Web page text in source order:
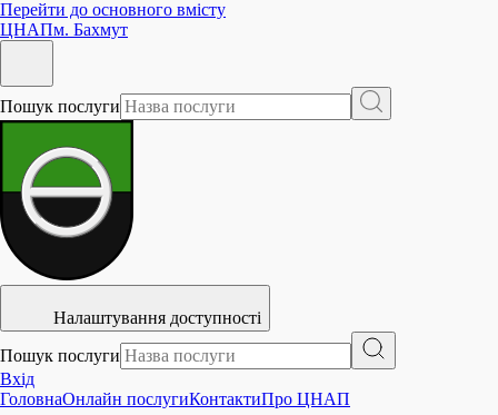
Перейти до основного вмісту
ЦНАПм. Бахмут
Пошук послуги
Налаштування доступності
Пошук послуги
Вхід
ГоловнаОнлайн послугиКонтактиПро ЦНАП